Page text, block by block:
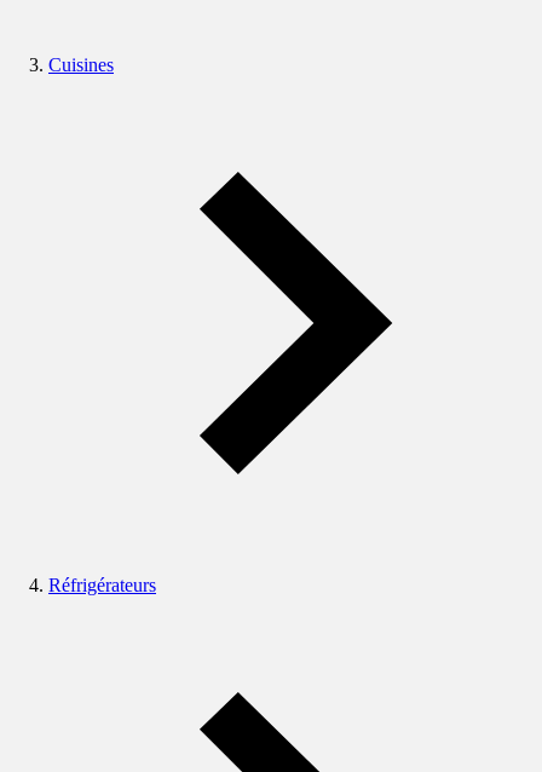
Cuisines
Réfrigérateurs